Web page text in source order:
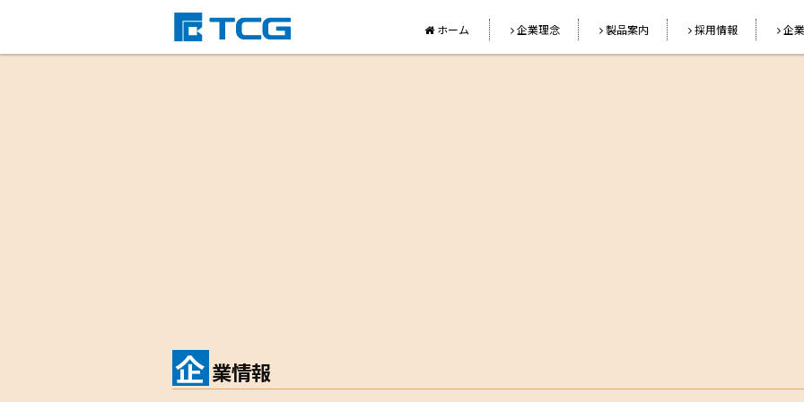
株式会社TCG
ホーム  企業理念  製品案内  採用情報  企
企 業情報